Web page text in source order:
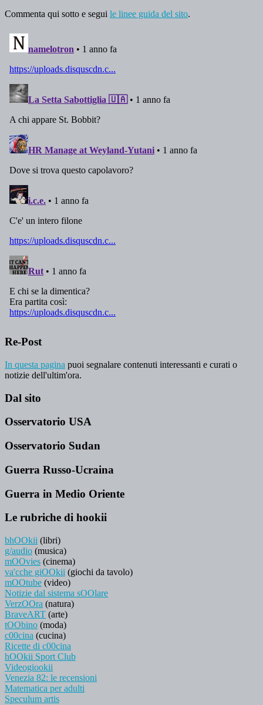
Commenta qui sotto e segui le linee guida del sito.
Re-Post
In questa pagina puoi segnalare contenuti interessanti e curati o
notizie dell'ultim'ora.
Dal sito
Osservatorio USA
Osservatorio Sudan
Guerra Russo-Ucraina
Guerra in Medio Oriente
Le rubriche di hookii
bhOOkii (libri)
g/audio (musica)
mOOvies (cinema)
va'cche giOOkii (giochi da tavolo)
mOOtube (video)
Notizie dal sistema sOOlare
VerzOOra (natura)
BraveART (arte)
tOObino (moda)
c00cina (cucina)
Ricette di c00cina
hOOkii Sport Club
Videogiookii
Venezia 82: le recensioni
Matematica per adulti
Speculum artis